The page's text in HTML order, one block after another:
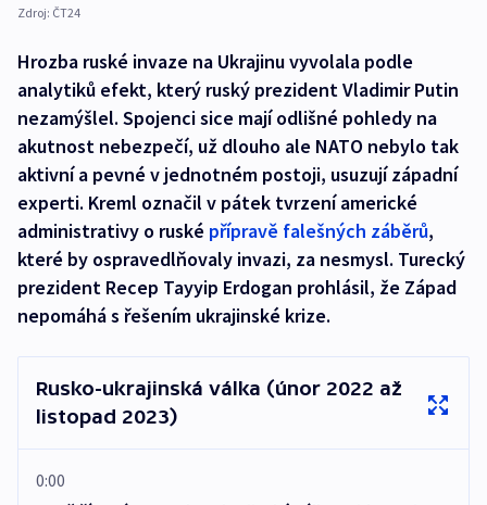
Zdroj: ČT24
Hrozba ruské invaze na Ukrajinu vyvolala podle
analytiků efekt, který ruský prezident Vladimir Putin
nezamýšlel. Spojenci sice mají odlišné pohledy na
akutnost nebezpečí, už dlouho ale NATO nebylo tak
aktivní a pevné v jednotném postoji, usuzují západní
experti. Kreml označil v pátek tvrzení americké
administrativy o ruské přípravě falešných záběrů,
které by ospravedlňovaly invazi, za nesmysl. Turecký
prezident Recep Tayyip Erdogan prohlásil, že Západ
nepomáhá s řešením ukrajinské krize.
Rusko-ukrajinská válka (únor 2022 až
listopad 2023)
0:00